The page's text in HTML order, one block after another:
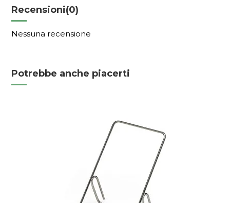
Recensioni(0)
Nessuna recensione
Potrebbe anche piacerti